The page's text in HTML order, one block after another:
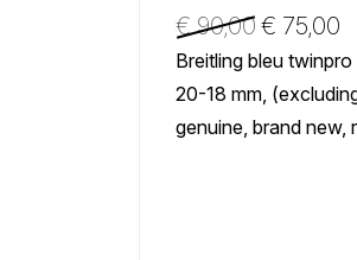
€90,00 € 75,00
Breitling bleu
20-18 mm,
genuine, brand new,